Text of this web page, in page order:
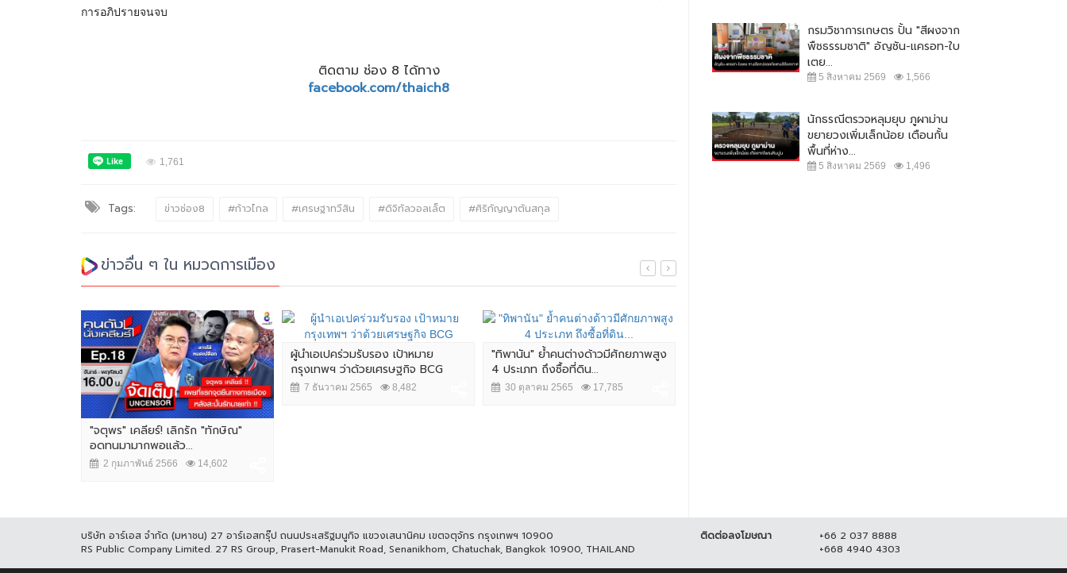
การอภิปรายจนจบ
ติดตาม ช่อง 8 ได้ทาง
facebook.com/thaich8
1,761
Tags: ข่าวช่อง8 #ก้าวไกล #เศรษฐาทวีสิน #ดิจิทัลวอลเล็ต #ศิริ​กัญญา​ตัน​สกุล
ข่าวอื่น ๆ ใน หมวดการเมือง
"จตุพร" เคลียร์! เลิกรัก "ทักษิณ"
อดทนมามากพอแล้ว...
2 กุมภาพันธ์ 2566 14,602
ผู้นำเอเปคร่วมรับรอง เป้าหมาย
กรุงเทพฯ ว่าด้วยเศรษฐกิจ BCG
7 ธันวาคม 2565 8,482
"ทิพานัน" ย้ำคนต่างด้าวมีศักยภาพสูง
4 ประเภท ถึงซื้อที่ดิน...
30 ตุลาคม 2565 17,785
กรมวิชาการเกษตร ปั้น "สีผงจาก
พืชธรรมชาติ" อัญชัน-แครอท-ใบ
เตย...
5 สิงหาคม 2569 1,566
นักธรณีตรวจหลุมยุบ ภูผาม่าน
ขยายวงเพิ่มเล็กน้อย เตือนกั้น
พื้นที่ห่าง...
5 สิงหาคม 2569 1,496
บริษัท อาร์เอส จำกัด (มหาชน) 27 อาร์เอสกรุ๊ป ถนนประเสริฐมนูกิจ แขวงเสนานิคม เขตจตุจักร กรุงเทพฯ 10900
RS Public Company Limited. 27 RS Group, Prasert-Manukit Road, Senanikhom, Chatuchak, Bangkok 10900, THAILAND
ติดต่อลงโฆษณา
+66 2 037 8888
+668 4940 4303